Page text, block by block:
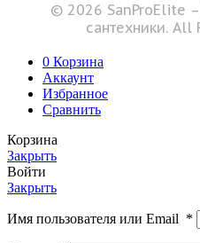
© 2026 SanProElite
сантехники. All
0 Корзина
Аккаунт
Избранное
Сравнить
Корзина
Закрыть
Войти
Закрыть
Имя пользователя или Email *